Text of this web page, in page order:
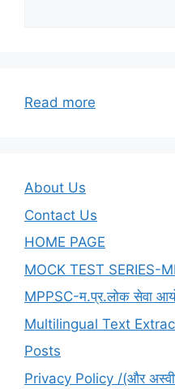
Read more
About Us
Contact Us
HOME PAGE
MOCK TEST SERIES-
MPPSC-म.प्र.लोक सेवा
Multilingual Text
Posts
Privacy Policy /(और